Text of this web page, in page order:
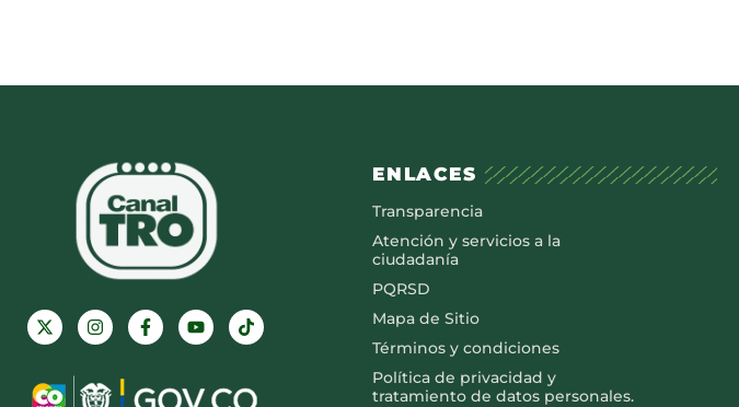
ENLACES
Transparencia
Atención y servicios a la
ciudadanía
PQRSD
Mapa de Sitio
Términos y condiciones
Política de privacidad y
tratamiento de datos personales.